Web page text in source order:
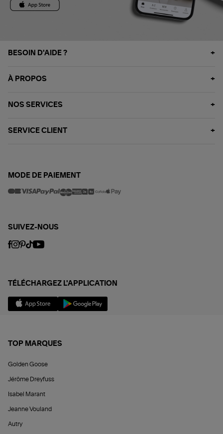
BESOIN D'AIDE ?
À PROPOS
NOS SERVICES
SERVICE CLIENT
MODE DE PAIEMENT
SUIVEZ-NOUS
TÉLÉCHARGEZ L'APPLICATION
TOP MARQUES
Golden Goose
Jérôme Dreyfuss
Isabel Marant
Jeanne Vouland
Autry